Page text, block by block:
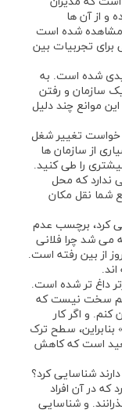
و از آن‌ ها
مشاهده شده است
تجربیات بین
شده است. به
یک سازمان و رفتن
موانع چند دلیل
خواست تغییر شغل
از سازمان ها
را طی کنید.
ندارد که محل
شما نقل مکان
کرد، برچسب عدم
می شد چرا فلانی
از بین رفته است.
داغ ‌تر شده است.
سخت نیست که
و اگر کار
بنابراین، سطح ترک
بعید است که کاهش
شناسایی کرد؟
که در آن افراد
و شناسایی